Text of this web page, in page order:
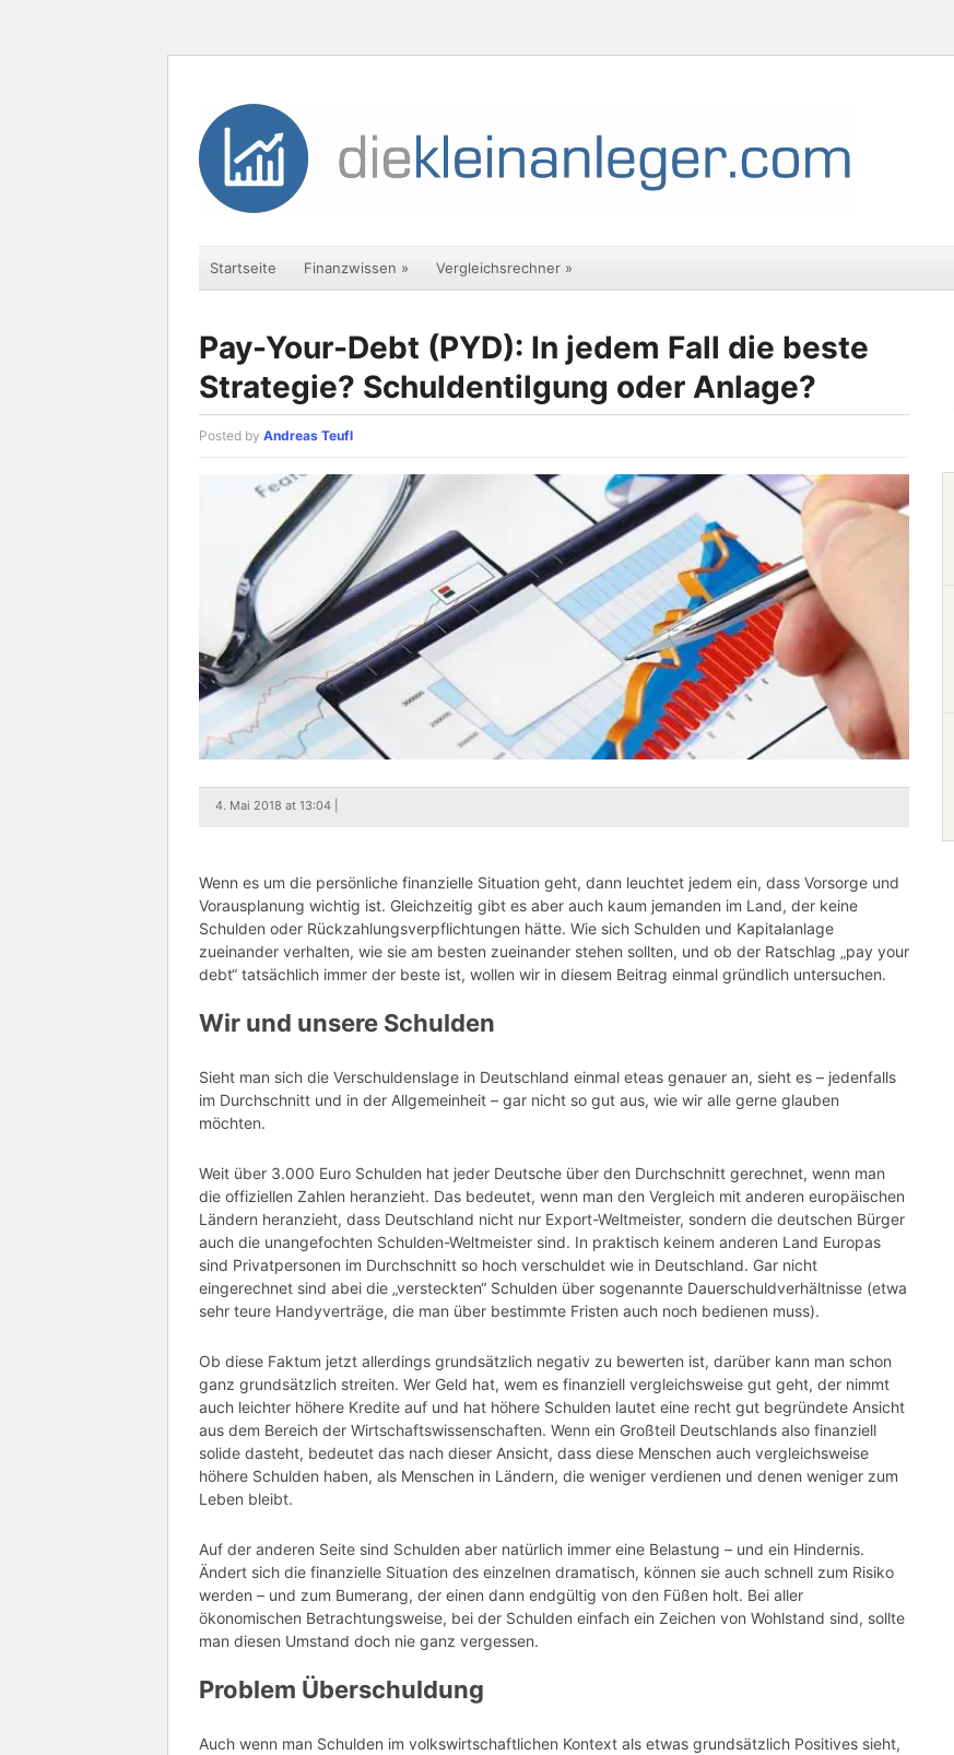
Startseite Finanzwissen » Vergleichsrechner »
Pay-Your-Debt (PYD): In jedem Fall die beste
Strategie? Schuldentilgung oder Anlage?
Posted by Andreas Teufl
4. Mai 2018 at 13:04 |
Wenn es um die persönliche finanzielle Situation geht, dann leuchtet jedem ein, dass Vorsorge und
Vorausplanung wichtig ist. Gleichzeitig gibt es aber auch kaum jemanden im Land, der keine
Schulden oder Rückzahlungsverpflichtungen hätte. Wie sich Schulden und Kapitalanlage
zueinander verhalten, wie sie am besten zueinander stehen sollten, und ob der Ratschlag „pay your
debt“ tatsächlich immer der beste ist, wollen wir in diesem Beitrag einmal gründlich untersuchen.
Wir und unsere Schulden
Sieht man sich die Verschuldenslage in Deutschland einmal eteas genauer an, sieht es – jedenfalls
im Durchschnitt und in der Allgemeinheit – gar nicht so gut aus, wie wir alle gerne glauben
möchten.
Weit über 3.000 Euro Schulden hat jeder Deutsche über den Durchschnitt gerechnet, wenn man
die offiziellen Zahlen heranzieht. Das bedeutet, wenn man den Vergleich mit anderen europäischen
Ländern heranzieht, dass Deutschland nicht nur Export-Weltmeister, sondern die deutschen Bürger
auch die unangefochten Schulden-Weltmeister sind. In praktisch keinem anderen Land Europas
sind Privatpersonen im Durchschnitt so hoch verschuldet wie in Deutschland. Gar nicht
eingerechnet sind abei die „versteckten“ Schulden über sogenannte Dauerschuldverhältnisse (etwa
sehr teure Handyverträge, die man über bestimmte Fristen auch noch bedienen muss).
Ob diese Faktum jetzt allerdings grundsätzlich negativ zu bewerten ist, darüber kann man schon
ganz grundsätzlich streiten. Wer Geld hat, wem es finanziell vergleichsweise gut geht, der nimmt
auch leichter höhere Kredite auf und hat höhere Schulden lautet eine recht gut begründete Ansicht
aus dem Bereich der Wirtschaftswissenschaften. Wenn ein Großteil Deutschlands also finanziell
solide dasteht, bedeutet das nach dieser Ansicht, dass diese Menschen auch vergleichsweise
höhere Schulden haben, als Menschen in Ländern, die weniger verdienen und denen weniger zum
Leben bleibt.
Auf der anderen Seite sind Schulden aber natürlich immer eine Belastung – und ein Hindernis.
Ändert sich die finanzielle Situation des einzelnen dramatisch, können sie auch schnell zum Risiko
werden – und zum Bumerang, der einen dann endgültig von den Füßen holt. Bei aller
ökonomischen Betrachtungsweise, bei der Schulden einfach ein Zeichen von Wohlstand sind, sollte
man diesen Umstand doch nie ganz vergessen.
Problem Überschuldung
Auch wenn man Schulden im volkswirtschaftlichen Kontext als etwas grundsätzlich Positives sieht,